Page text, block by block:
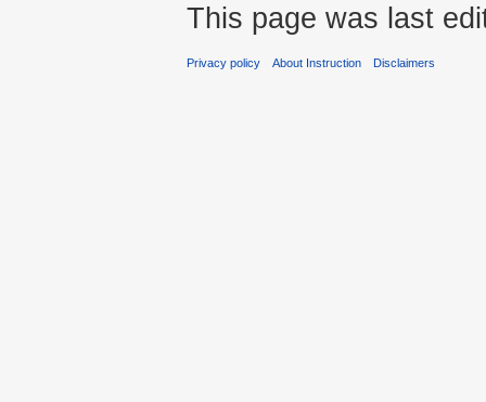
This page was last
Privacy policy About Instruction Disclaimers